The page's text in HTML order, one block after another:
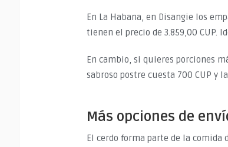
En La Habana, en Disangie los
tienen el precio de 3.859,00 CUP.
En cambio, si quieres porciones
sabroso postre cuesta 700 CUP y
Más opciones de
El cerdo forma parte de la comida